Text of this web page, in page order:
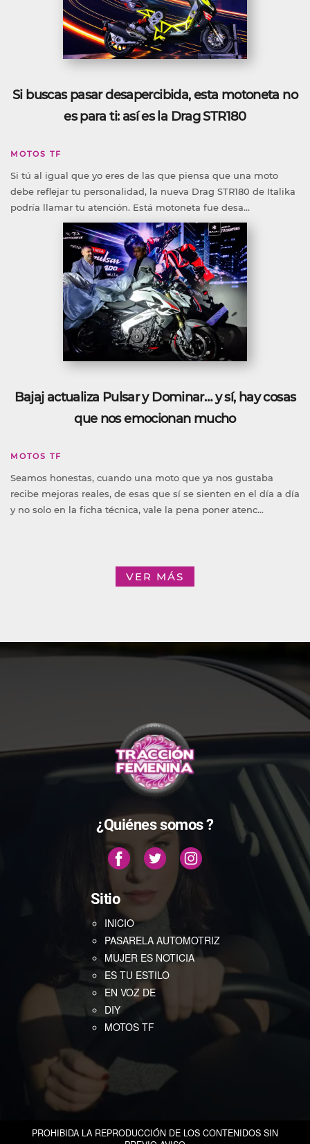
Si buscas pasar desapercibida, esta motoneta no
es para ti: así es la Drag STR180
MOTOS TF
Si tú al igual que yo eres de las que piensa que una moto
debe reflejar tu personalidad, la nueva Drag STR180 de Italika
podría llamar tu atención. Está motoneta fue desa...
Bajaj actualiza Pulsar y Dominar… y sí, hay cosas
que nos emocionan mucho
MOTOS TF
Seamos honestas, cuando una moto que ya nos gustaba
recibe mejoras reales, de esas que sí se sienten en el día a día
y no solo en la ficha técnica, vale la pena poner atenc...
VER MÁS
¿Quiénes somos ?
Sitio
INICIO
PASARELA AUTOMOTRIZ
MUJER ES NOTICIA
ES TU ESTILO
EN VOZ DE
DIY
MOTOS TF
PROHIBIDA LA REPRODUCCIÓN DE LOS CONTENIDOS SIN